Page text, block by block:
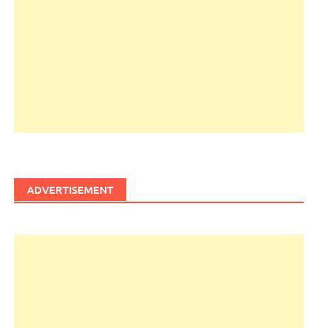
ADVERTISEMENT